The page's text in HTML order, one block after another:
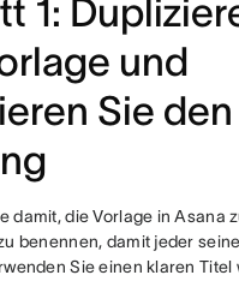
1:
und
Sie den
damit, die Vorlage in Asana
benennen, damit jeder
Sie einen klaren Titel